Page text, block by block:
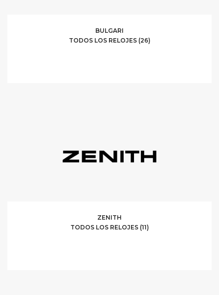
BULGARI
TODOS LOS RELOJES (26)
ZENITH
TODOS LOS RELOJES (11)